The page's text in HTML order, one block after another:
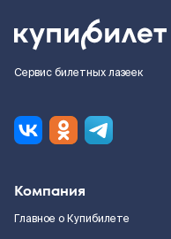
Сервис билетных лазеек
Компания
Главное о Купибилете